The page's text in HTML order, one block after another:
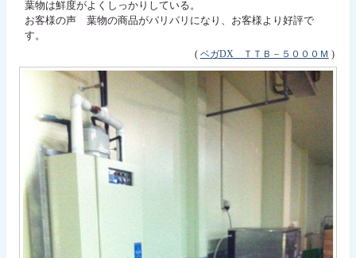
葉物は鮮度がよくしっかりしている。
お客様の声 葉物の商品がパリパリになり、お客様より好評で
す。
( ベガDX ＴＴＢ－５０００Ｍ )